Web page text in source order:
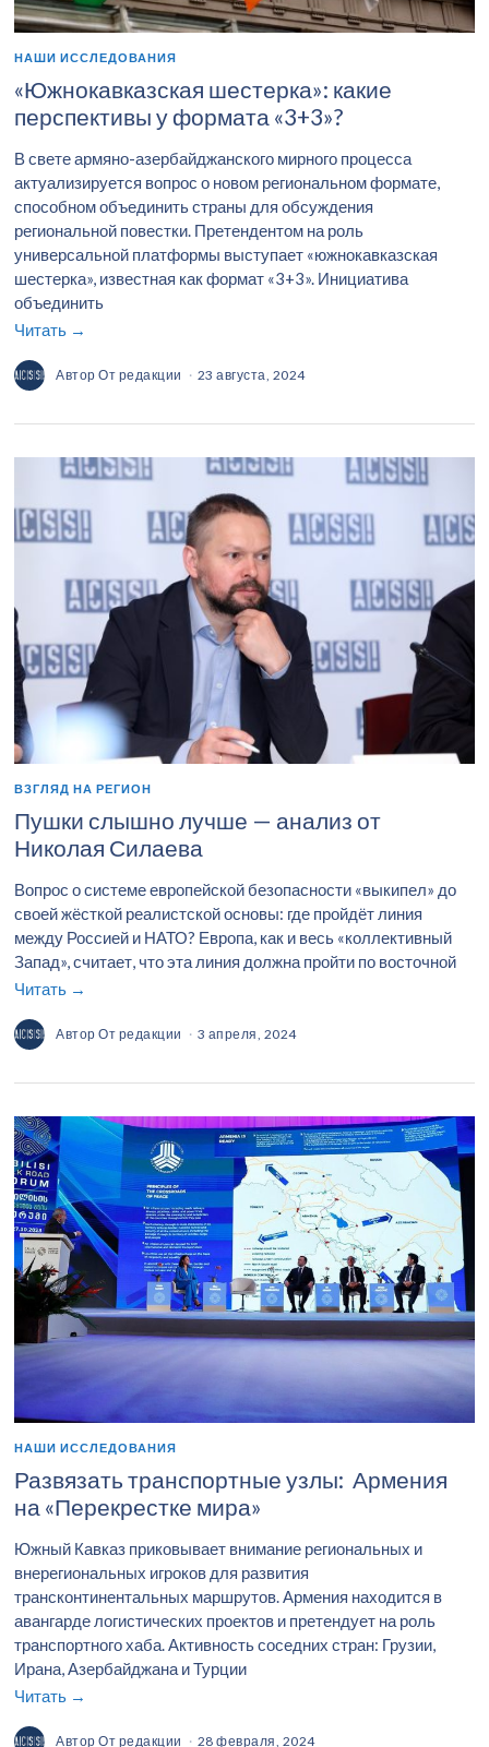
НАШИ ИССЛЕДОВАНИЯ
«Южнокавказская шестерка»: какие
перспективы у формата «3+3»?
В свете армяно-азербайджанского мирного процесса
актуализируется вопрос о новом региональном формате,
способном объединить страны для обсуждения
региональной повестки. Претендентом на роль
универсальной платформы выступает «южнокавказская
шестерка», известная как формат «3+3». Инициатива
объединить
Читать →
АвторОт редакции 23 августа, 2024
ВЗГЛЯД НА РЕГИОН
Пушки слышно лучше — анализ от
Николая Силаева
Вопрос о системе европейской безопасности «выкипел» до
своей жёсткой реалистской основы: где пройдёт линия
между Россией и НАТО? Европа, как и весь «коллективный
Запад», считает, что эта линия должна пройти по восточной
Читать →
АвторОт редакции 3 апреля, 2024
НАШИ ИССЛЕДОВАНИЯ
Развязать транспортные узлы: Армения
на «Перекрестке мира»
Южный Кавказ приковывает внимание региональных и
внерегиональных игроков для развития
трансконтинентальных маршрутов. Армения находится в
авангарде логистических проектов и претендует на роль
транспортного хаба. Активность соседних стран: Грузии,
Ирана, Азербайджана и Турции
Читать →
АвторОт редакции 28 февраля, 2024